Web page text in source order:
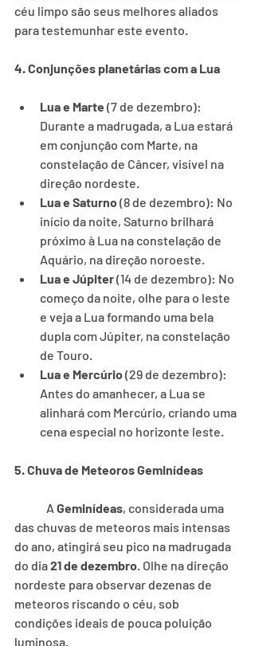
céu limpo são seus melhores aliados
para testemunhar este evento.
4. Conjunções planetárias com a Lua
Lua e Marte (7 de dezembro):
Durante a madrugada, a Lua estará
em conjunção com Marte, na
constelação de Câncer, visível na
direção nordeste.
Lua e Saturno (8 de dezembro): No
início da noite, Saturno brilhará
próximo à Lua na constelação de
Aquário, na direção noroeste.
Lua e Júpiter (14 de dezembro): No
começo da noite, olhe para o leste
e veja a Lua formando uma bela
dupla com Júpiter, na constelação
de Touro.
Lua e Mercúrio (29 de dezembro):
Antes do amanhecer, a Lua se
alinhará com Mercúrio, criando uma
cena especial no horizonte leste.
5. Chuva de Meteoros Geminídeas
	A
Geminídeas, considerada uma
das chuvas de meteoros mais intensas
do ano, atingirá seu pico na madrugada
do dia 21 de dezembro. Olhe na direção
nordeste para observar dezenas de
meteoros riscando o céu, sob
condições ideais de pouca poluição
luminosa.